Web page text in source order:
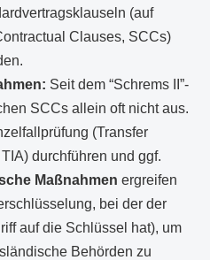
(auf
Clauses, SCCs)
Seit dem “Schrems II”-
SCCs allein oft nicht aus.
(Transfer
durchführen und ggf.
Maßnahmen ergreifen
bei der der
auf die Schlüssel hat), um
Behörden zu